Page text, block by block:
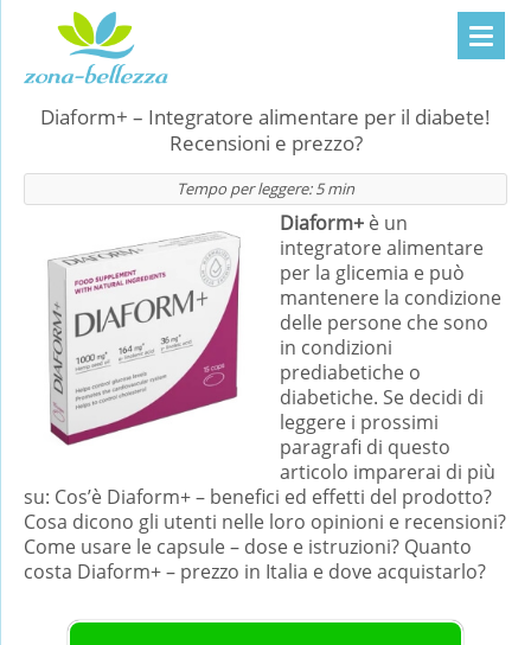
Diaform+ – Integratore alimentare per il diabete!
Recensioni e prezzo?
Tempo per leggere:5 min
Diaform+ è un
integratore alimentare
per la glicemia e può
mantenere la condizione
delle persone che sono
in condizioni
prediabetiche o
diabetiche. Se decidi di
leggere i prossimi
paragrafi di questo
articolo imparerai di più
su: Cos’è Diaform+ – benefici ed effetti del prodotto?
Cosa dicono gli utenti nelle loro opinioni e recensioni?
Come usare le capsule – dose e istruzioni? Quanto
costa Diaform+ – prezzo in Italia e dove acquistarlo?